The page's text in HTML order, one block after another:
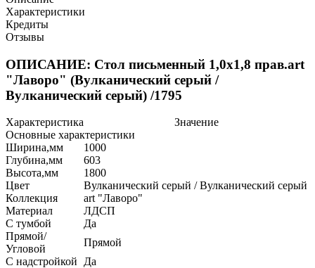
Характеристики
Кредиты
Отзывы
ОПИСАНИЕ: Стол письменный 1,0х1,8 прав.art
"Лаворо" (Вулканический серый /
Вулканический серый) /1795
Характеристика
Значение
Основные характеристики
Ширина,мм
1000
Глубина,мм
603
Высота,мм
1800
Цвет
Вулканический серый / Вулканический серый
Коллекция
art "Лаворо"
Материал
ЛДСП
С тумбой
Да
Прямой/
Угловой
Прямой
С надстройкой
Да